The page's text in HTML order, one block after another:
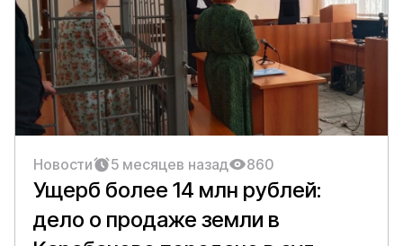
Новости 5 месяцев назад 860
Ущерб более 14 млн рублей:
дело о продаже земли в